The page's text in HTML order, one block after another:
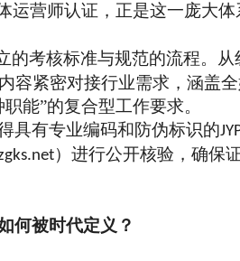
运营师认证，正是这一庞大
的考核标准与规范的流程。
容紧密对接行业需求，涵盖
能”的复合型工作要求。
具有专业编码和防伪标识的
）进行公开核验，确保
何被时代定义？